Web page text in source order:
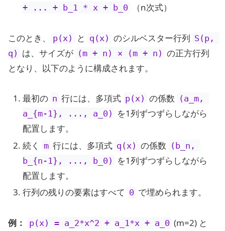
+ ... + b_1 * x + b_0
（n次式）
このとき、 p(x) と q(x) のシルベスター行列 S(p,
q) は、サイズが (m + n) × (m + n) の正方行列
となり、以下のように構成されます。
最初の n 行には、多項式 p(x) の係数 (a_m,
a_{m-1}, ..., a_0)
を1列ずつずらしながら
配置します。
続く
m 行には、多項式 q(x) の係数 (b_n,
b_{n-1}, ..., b_0)
を1列ずつずらしながら
配置します。
行列の残りの要素はすべて 0 で埋められます。
例： p(x) = a_2*x^2 + a_1*x + a_0 (m=2) と